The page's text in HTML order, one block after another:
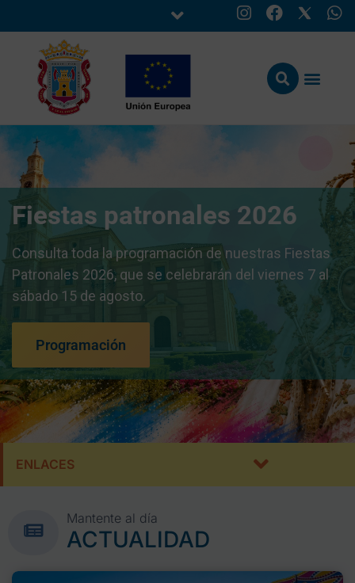
Fiestas patronales 2026
Consulta toda la programación de nuestras Fiestas
Patronales 2026, que se celebrarán del viernes 7 al
sábado 15 de agosto.
Programación
ENLACES
Mantente al día
ACTUALIDAD